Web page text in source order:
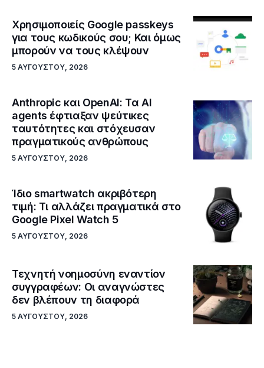
Χρησιμοποιείς Google passkeys
για τους κωδικούς σου; Και όμως
μπορούν να τους κλέψουν
5 ΑΥΓΟΎΣΤΟΥ, 2026
Anthropic και OpenAI: Τα AI
agents έφτιαξαν ψεύτικες
ταυτότητες και στόχευσαν
πραγματικούς ανθρώπους
5 ΑΥΓΟΎΣΤΟΥ, 2026
Ίδιο smartwatch ακριβότερη
τιμή: Τι αλλάζει πραγματικά στο
Google Pixel Watch 5
5 ΑΥΓΟΎΣΤΟΥ, 2026
Τεχνητή νοημοσύνη εναντίον
συγγραφέων: Οι αναγνώστες
δεν βλέπουν τη διαφορά
5 ΑΥΓΟΎΣΤΟΥ, 2026